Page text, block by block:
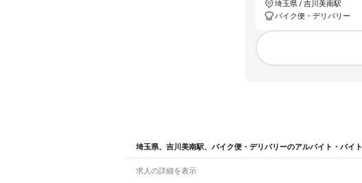
埼玉県 / 吉川美南駅
バイク便・デリバリー
埼玉県、吉川美南駅、バイク便・デリバリーのアルバイト・バイ
求人の詳細を表示